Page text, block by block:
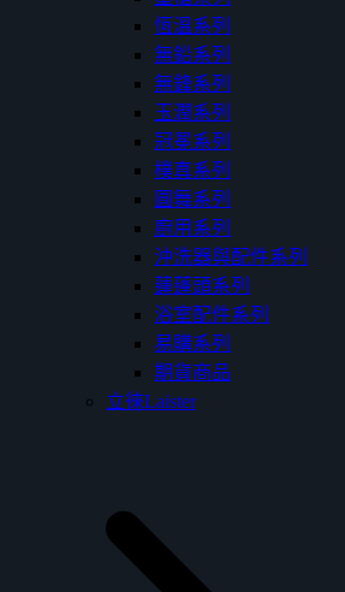
恆溫系列
無鉛系列
無鋒系列
玉潤系列
冠冕系列
樸真系列
圓舞系列
廚用系列
沖洗器與配件系列
蓮蓬頭系列
浴室配件系列
易購系列
期貨商品
立徠Laister